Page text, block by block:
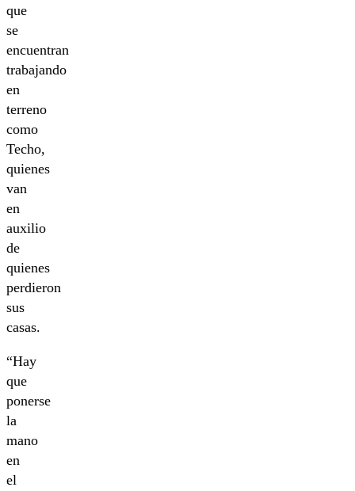
que
se
encuentran
trabajando
en
terreno
como
Techo,
quienes
van
en
auxilio
de
quienes
perdieron
sus
casas.
“Hay
que
ponerse
la
mano
en
el